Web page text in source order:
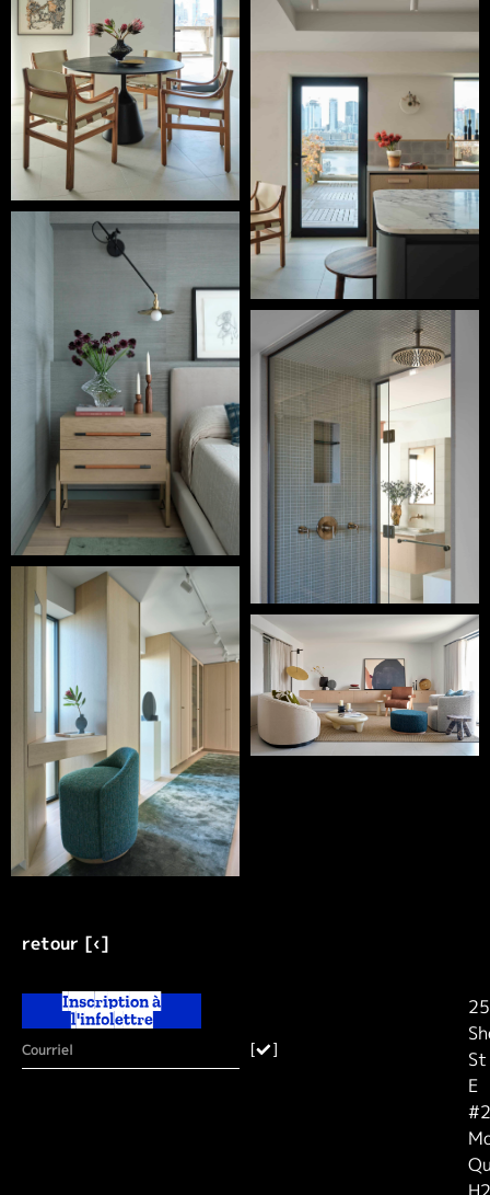
retour [‹]
Inscription à
l'infolettre
[ ]
St
E